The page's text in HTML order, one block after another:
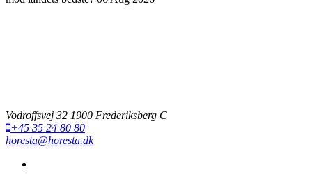
Vodroffsvej 32 1900 Frederiksberg C
+45 35 24 80 80
horesta@horesta.dk